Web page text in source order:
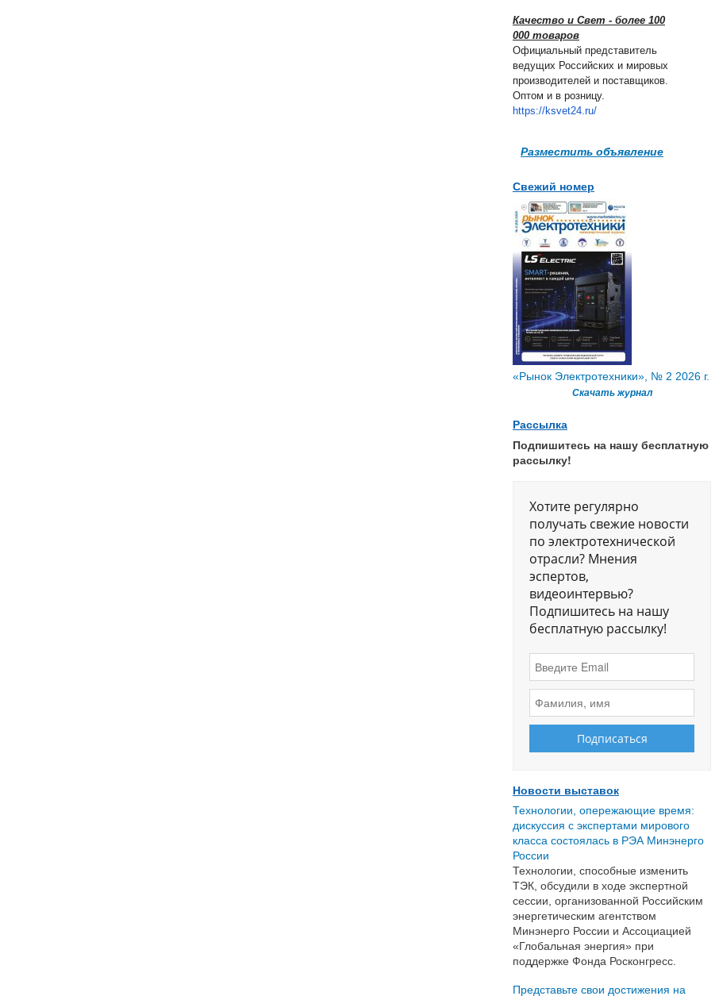
Качество и Свет - более 100
000 товаров
Официальный представитель
ведущих Российских и мировых
производителей и поставщиков.
Оптом и в розницу.
https://ksvet24.ru/
Разместить объявление
Свежий номер
«Рынок Электротехники», № 2 2026 г.
Скачать журнал
Рассылка
Подпишитесь на нашу бесплатную
рассылку!
Хотите регулярно
получать свежие новости
по электротехнической
отрасли? Мнения
эспертов,
видеоинтервью?
Подпишитесь на нашу
бесплатную рассылку!
Новости выставок
Технологии, опережающие время:
дискуссия с экспертами мирового
класса состоялась в РЭА Минэнерго
России
Технологии, способные изменить
ТЭК, обсудили в ходе экспертной
сессии, организованной Российским
энергетическим агентством
Минэнерго России и Ассоциацией
«Глобальная энергия» при
поддержке Фонда Росконгресс.
Представьте свои достижения на